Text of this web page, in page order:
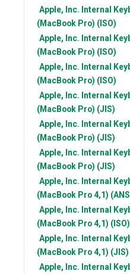
Apple, Inc. Internal
(MacBook Pro) (ISO)
Apple, Inc. Internal
(MacBook Pro) (ISO)
Apple, Inc. Internal
(MacBook Pro) (ISO)
Apple, Inc. Internal
(MacBook Pro) (JIS)
Apple, Inc. Internal
(MacBook Pro) (JIS)
Apple, Inc. Internal
(MacBook Pro) (JIS)
Apple, Inc. Internal
(MacBook Pro 4,1)
Apple, Inc. Internal
(MacBook Pro 4,1) (ISO)
Apple, Inc. Internal
(MacBook Pro 4,1) (JIS)
Apple, Inc. Internal